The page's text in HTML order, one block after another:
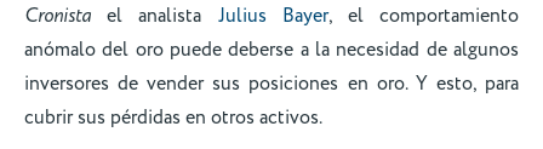
Cronistael analista Julius Bayer, el comportamiento
anómalo del oro puede deberse a la necesidad de algunos
inversores de vender sus posiciones en oro. Y esto, para
cubrir sus pérdidas en otros activos.